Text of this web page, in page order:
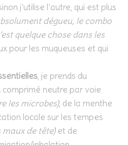
j’utilise l’autre, qui est plus
dégueu, le combo
quelque chose dans les
pour les muqueuses et qui
, je prends du
neutre par voie
les microbes), de la menthe
locale sur les tempes
de tête)et de